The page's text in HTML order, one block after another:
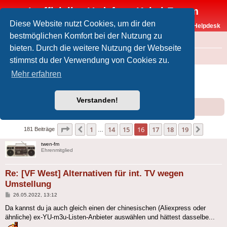
Diese Website nutzt Cookies, um dir den
bestmöglichen Komfort bei der Nutzung zu
bieten. Durch die weitere Nutzung der Webseite
stimmst du der Verwendung von Cookies zu.
Mehr erfahren
Verstanden!
Inoffizielles Vodafone-Kabel-Forum
Vodafone-Kabel-Helpdesk
FAQ
Foren-Übersicht Offtopic
[VF West] Alternativen für int. TV wegen
181 Beiträge Seite 16 von 19
Vorherige
1 14 15 16 17 18 19
twen-fm
Ehrenmitglied
Re: [VF West] Alternativen für int. TV wegen
Umstellung
Beitrag
26.05.2022, 13:12
Da kannst du ja auch gleich einen der chinesischen (Aliexpress oder
ähnliche) ex-YU-m3u-Listen-Anbieter auswählen und hättest dasselbe...